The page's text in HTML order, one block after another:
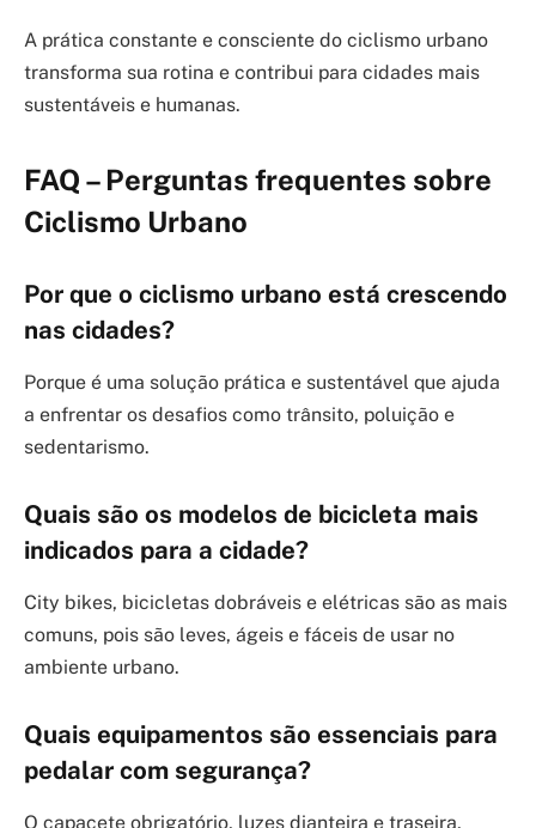
A prática constante e consciente do ciclismo urbano
transforma sua rotina e contribui para cidades mais
sustentáveis e humanas.
FAQ – Perguntas frequentes sobre
Ciclismo Urbano
Por que o ciclismo urbano está crescendo
nas cidades?
Porque é uma solução prática e sustentável que ajuda
a enfrentar os desafios como trânsito, poluição e
sedentarismo.
Quais são os modelos de bicicleta mais
indicados para a cidade?
City bikes, bicicletas dobráveis e elétricas são as mais
comuns, pois são leves, ágeis e fáceis de usar no
ambiente urbano.
Quais equipamentos são essenciais para
pedalar com segurança?
O capacete obrigatório, luzes dianteira e traseira,